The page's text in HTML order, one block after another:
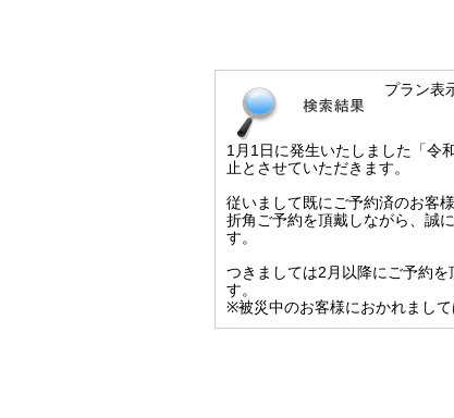
プラン表
1月1日に発生いたしました「令
止とさせていただきます。
従いまして既にご予約済のお客
折角ご予約を頂戴しながら、誠
す。
つきましては2月以降にご予約
す。
※被災中のお客様におかれまして